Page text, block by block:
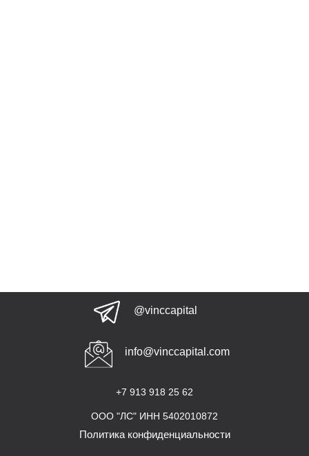
ООО "ЛС" ИНН 5402010872
+7 913 918 25 62
@vinccapital
info@vinccapital.com
Политика конфиденциальности